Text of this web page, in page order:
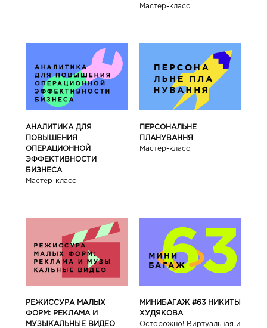
Мастер-класс
АНАЛИТИКА ДЛЯ
ПОВЫШЕНИЯ
ОПЕРАЦИОННОЙ
ЭФФЕКТИВНОСТИ
БИЗНЕСА
Мастер-класс
ПЕРСОНАЛЬНЕ
ПЛАНУВАННЯ
Мастер-класс
РЕЖИССУРА МАЛЫХ
ФОРМ: РЕКЛАМА И
МУЗЫКАЛЬНЫЕ ВИДЕО
МИНИБАГАЖ #63 НИКИТЫ
ХУДЯКОВА
Осторожно! Виртуальная и